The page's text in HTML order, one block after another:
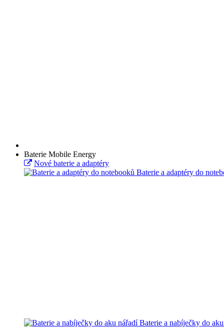
Baterie Mobile Energy
Nové baterie a adaptéry
Baterie a adaptéry do
Baterie a nabíječky do